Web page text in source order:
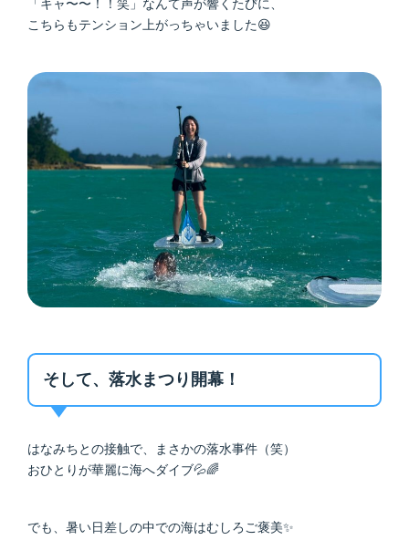
「キャ〜〜！！笑」なんて声が響くたびに、
こちらもテンション上がっちゃいました😆
そして、落水まつり開幕！
はなみちとの接触で、まさかの落水事件（笑）
おひとりが華麗に海へダイブ💦🌈
でも、暑い日差しの中での海はむしろご褒美✨